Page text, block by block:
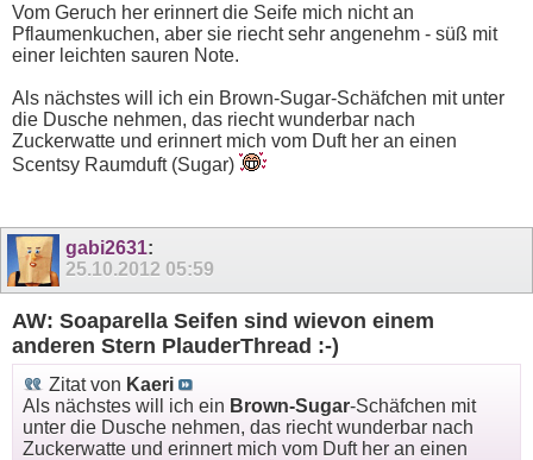
Vom Geruch her erinnert die Seife mich nicht an
Pflaumenkuchen, aber sie riecht sehr angenehm - süß mit
einer leichten sauren Note.
Als nächstes will ich ein Brown-Sugar-Schäfchen mit unter
die Dusche nehmen, das riecht wunderbar nach
Zuckerwatte und erinnert mich vom Duft her an einen
Scentsy Raumduft (Sugar)
gabi2631:
25.10.2012 05:59
AW: Soaparella Seifen sind wievon einem
anderen Stern PlauderThread :-)
Zitat von Kaeri
Als nächstes will ich ein Brown-Sugar-Schäfchen mit
unter die Dusche nehmen, das riecht wunderbar nach
Zuckerwatte und erinnert mich vom Duft her an einen